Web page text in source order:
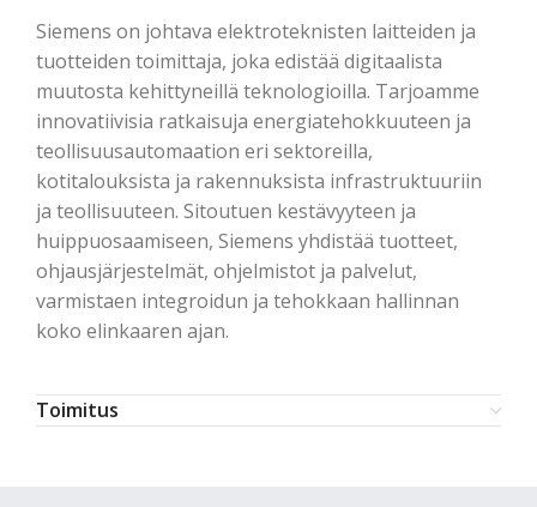
Siemens on johtava elektroteknisten laitteiden ja
tuotteiden toimittaja, joka edistää digitaalista
muutosta kehittyneillä teknologioilla. Tarjoamme
innovatiivisia ratkaisuja energiatehokkuuteen ja
teollisuusautomaation eri sektoreilla,
kotitalouksista ja rakennuksista infrastruktuuriin
ja teollisuuteen. Sitoutuen kestävyyteen ja
huippuosaamiseen, Siemens yhdistää tuotteet,
ohjausjärjestelmät, ohjelmistot ja palvelut,
varmistaen integroidun ja tehokkaan hallinnan
koko elinkaaren ajan.
Toimitus